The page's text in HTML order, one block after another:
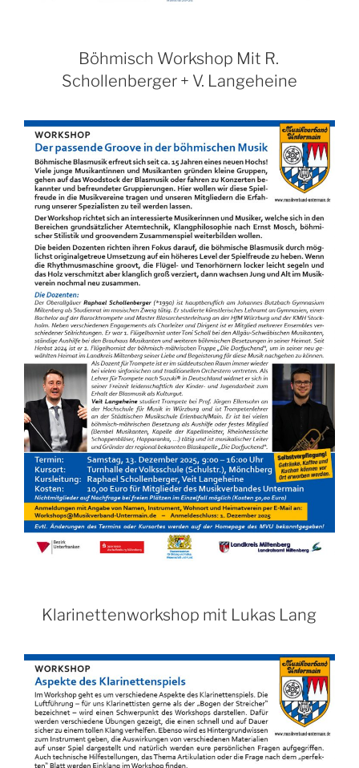
Böhmisch Workshop Mit R.
Schollenberger + V. Langeheine
Klarinettenworkshop mit Lukas Lang